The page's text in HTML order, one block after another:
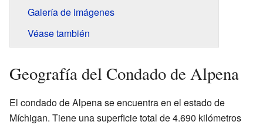
Galería de imágenes
Véase también
Geografía del Condado de Alpena
El condado de Alpena se encuentra en el estado de
Míchigan. Tiene una superficie total de 4.690 kilómetros